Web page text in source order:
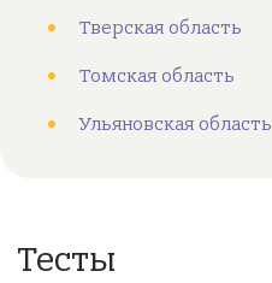
Тверская область
Томская область
Ульяновская область
Тесты